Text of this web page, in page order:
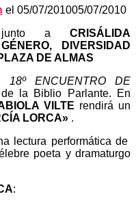
el 05/07/201005/07/2010
a CRISÁLIDA
DIVERSIDAD
DE ALMAS
18º ENCUENTRO DE
la Biblio Parlante.
En
VILTE rendirá un
LORCA» .
lectura performática de
poeta y dramaturgo
: